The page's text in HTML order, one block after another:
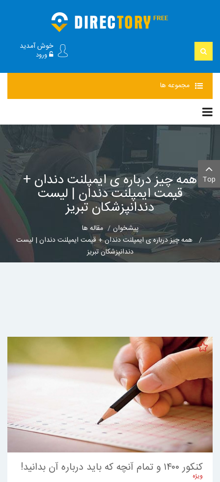
خوش آمدید
ورود
مجموعهها
همه چیز درباره ی ایمپلنت دندان +
قیمت ایمپلنت دندان | لیست
دندانپزشکان تبریز
پیشخوان
مقاله ها
همه چیز درباره ی ایمپلنت دندان + قیمت ایمپلنت دندان | لیست
دندانپزشکان تبریز
کنکور ۱۴۰۰ و تمام آنچه که باید درباره آن بدانید!
ویژه
Top